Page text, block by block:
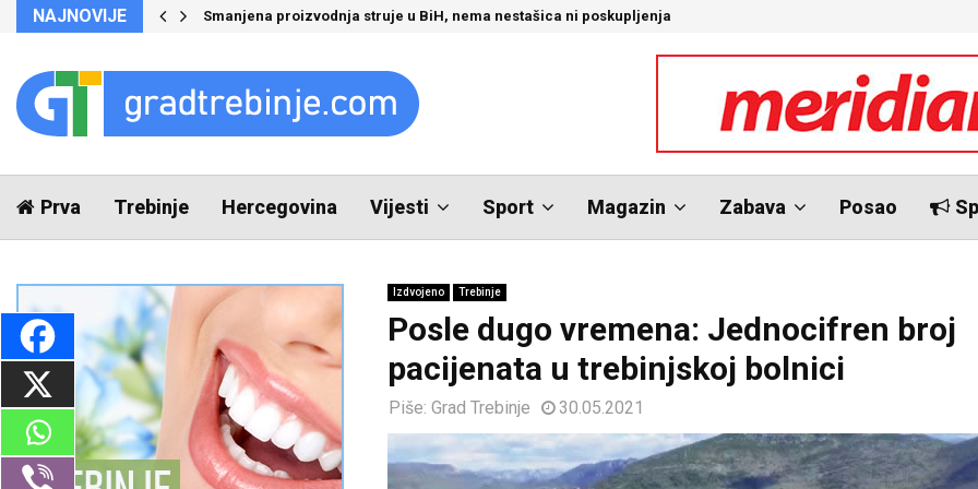
NAJNOVIJE Smanjena proizvodnja struje u BiH, nema nestašica ni poskupljenja
Prva Trebinje Hercegovina Vijesti Sport Magazin Zabava Posao
Izdvojeno Trebinje
Posle dugo vremena: Jednocifren broj
pacijenata u trebinjskoj bolnici
Piše: Grad Trebinje 30.05.2021